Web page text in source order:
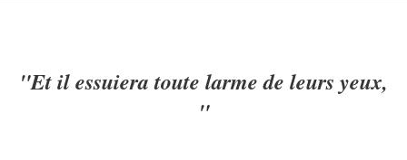
"Et il essuiera toute larme de leurs yeux,
"